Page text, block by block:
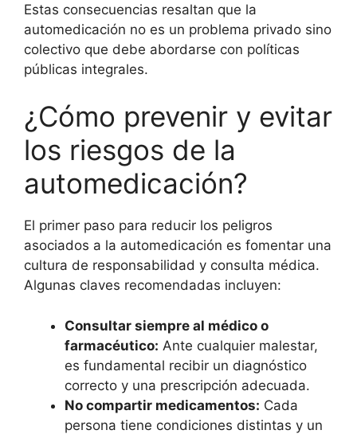
Estas consecuencias resaltan que la
automedicación no es un problema privado sino
colectivo que debe abordarse con políticas
públicas integrales.
¿Cómo prevenir y evitar
los riesgos de la
automedicación?
El primer paso para reducir los peligros
asociados a la automedicación es fomentar una
cultura de responsabilidad y consulta médica.
Algunas claves recomendadas incluyen:
Consultar siempre al médico o
farmacéutico: Ante cualquier malestar,
es fundamental recibir un diagnóstico
correcto y una prescripción adecuada.
No compartir medicamentos: Cada
persona tiene condiciones distintas y un